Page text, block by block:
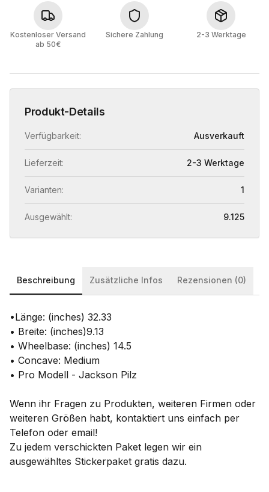
Kostenloser Versand
ab 50€
Sichere Zahlung 2-3 Werktage
Produkt-Details
Verfügbarkeit: Ausverkauft
Lieferzeit: 2-3 Werktage
Varianten: 1
Ausgewählt: 9.125
Beschreibung Zusätzliche Infos Rezensionen (0)
•Länge: (inches) 32.33
• Breite: (inches)9.13
• Wheelbase: (inches) 14.5
• Concave: Medium
• Pro Modell - Jackson Pilz
Wenn ihr Fragen zu Produkten, weiteren Firmen oder
weiteren Größen habt, kontaktiert uns einfach per
Telefon oder email!
Zu jedem verschickten Paket legen wir ein
ausgewähltes Stickerpaket gratis dazu.